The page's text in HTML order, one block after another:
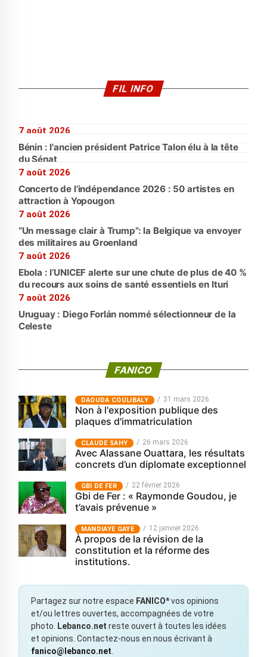
FIL INFO
7 août 2026
Bénin : l'ancien président Patrice Talon élu à la tête
du Sénat
7 août 2026
Concerto de l’indépendance 2026 : 50 artistes en
attraction à Yopougon
7 août 2026
“Un message clair à Trump”: la Belgique va envoyer
des militaires au Groenland
7 août 2026
Ebola : l’UNICEF alerte sur une chute de plus de 40 %
du recours aux soins de santé essentiels en Ituri
7 août 2026
Uruguay : Diego Forlán nommé sélectionneur de la
Celeste
FANICO
‎DAOUDA COULIBALY 31 mars 2026
Non à l'exposition publique des
plaques d'immatriculation
CLAUDE SAHY 26 mars 2026
Avec Alassane Ouattara, les résultats
concrets d’un diplomate exceptionnel
GBI DE FER 22 février 2026
Gbi de Fer : « Raymonde Goudou, je
t’avais prévenue »
MANDIAYE GAYE 12 janvier 2026
À propos de la révision de la
constitution et la réforme des
institutions.
Partagez sur notre espace FANICO*vos opinions
et/ou lettres ouvertes, accompagnées de votre
photo.
Lebanco.net reste ouvert à toutes les idées
et opinions. Contactez-nous en nous écrivant à
fanico@lebanco.net